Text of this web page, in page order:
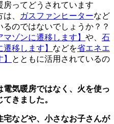
房ってどうされています
、
ガスファンヒーターなど
のではないでしょうか？？
マゾンに遷移します】 や、 石
遷移します】 などを省エネエ
とともに活用されているの
電気暖房ではなく、火を使っ
きました。
宅などや、小さなお子さんが